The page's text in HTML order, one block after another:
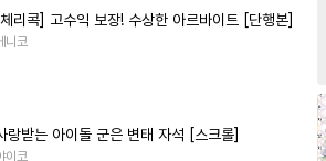
리콕] 고수익 보장! 수상한 아르바이트 [단행본]
니코
랑받는 아이돌 군은 변태 자석 [스크롤]
이코